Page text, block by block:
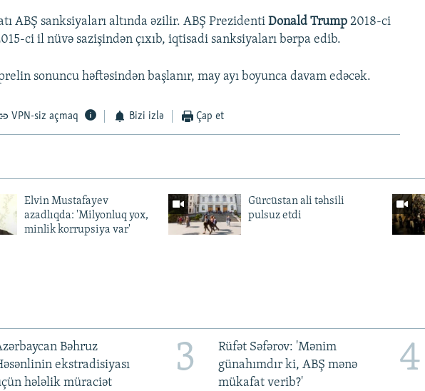
ABŞ sanksiyaları altında əzilir. ABŞ PrezidentiDonald Trump 2018-ci
ci il nüvə sazişindən çıxıb, iqtisadi sanksiyaları bərpa edib.
sonuncu həftəsindən başlanır, may ayı boyunca davam edəcək.
VPN-siz açmaq Bizi izlə Çap et
Elvin Mustafayev
azadlıqda: 'Milyonluq yox,
minlik korrupsiya var'
Gürcüstan ali təhsili
pulsuz etdi
Bəhruz
ekstradisiyası
hələlik müraciət
3
Rüfət Səfərov: 'Mənim
günahımdır ki, ABŞ mənə
mükafat verib?'
4